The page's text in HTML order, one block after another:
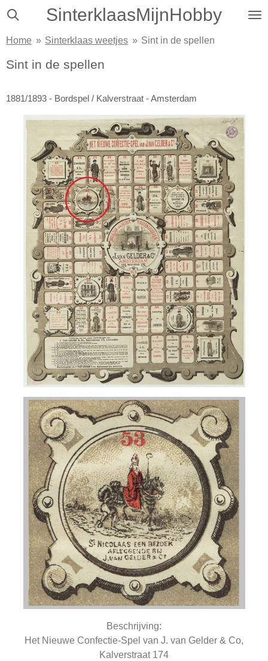
Ga
naar
hoofdinhoud
SinterklaasMijnHobby
Home » Sinterklaas weetjes » Sint in de spellen
Sint in de spellen
1881/1893 - Bordspel / Kalverstraat - Amsterdam
Beschrijving:
Het Nieuwe Confectie-Spel van J. van Gelder & Co,
Kalverstraat 174